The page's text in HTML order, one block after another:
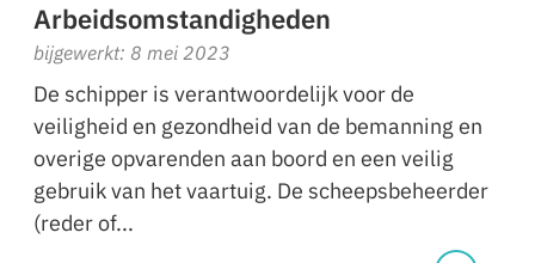
Arbeidsomstandigheden
bijgewerkt: 8 mei 2023
De schipper is verantwoordelijk voor de
veiligheid en gezondheid van de bemanning en
overige opvarenden aan boord en een veilig
gebruik van het vaartuig. De scheepsbeheerder
(reder of...